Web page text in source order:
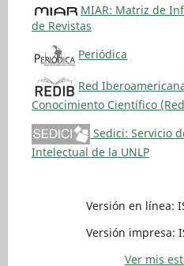
MIAR: Matriz de
de Revistas
Periódica
Red
Conocimiento Científico
Sedici: Servicio
Intelectual de la UNLP
Versión en línea:
Versión impresa:
Ver mis